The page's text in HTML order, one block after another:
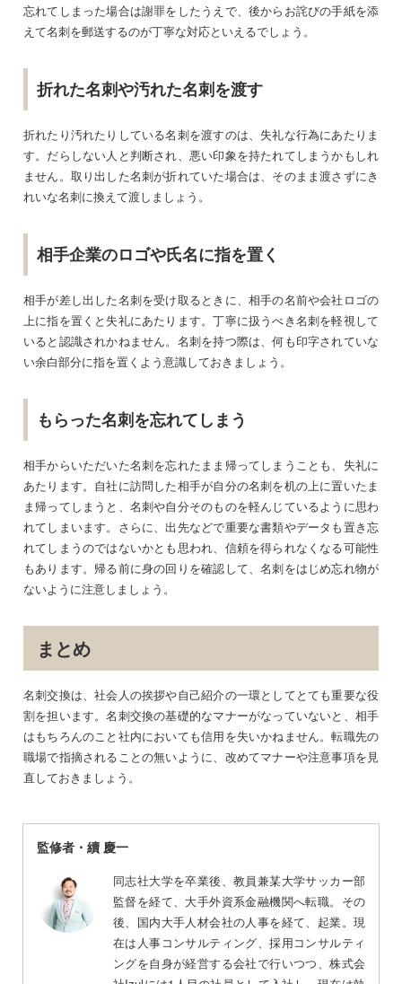
忘れてしまった場合は謝罪をしたうえで、後からお詫びの手紙を添
えて名刺を郵送するのが丁寧な対応といえるでしょう。
折れた名刺や汚れた名刺を渡す
折れたり汚れたりしている名刺を渡すのは、失礼な行為にあたりま
す。だらしない人と判断され、悪い印象を持たれてしまうかもしれ
ません。取り出した名刺が折れていた場合は、そのまま渡さずにき
れいな名刺に換えて渡しましょう。
相手企業のロゴや氏名に指を置く
相手が差し出した名刺を受け取るときに、相手の名前や会社ロゴの
上に指を置くと失礼にあたります。丁寧に扱うべき名刺を軽視して
いると認識されかねません。名刺を持つ際は、何も印字されていな
い余白部分に指を置くよう意識しておきましょう。
もらった名刺を忘れてしまう
相手からいただいた名刺を忘れたまま帰ってしまうことも、失礼に
あたります。自社に訪問した相手が自分の名刺を机の上に置いたま
ま帰ってしまうと、名刺や自分そのものを軽んじているように思わ
れてしまいます。さらに、出先などで重要な書類やデータも置き忘
れてしまうのではないかとも思われ、信頼を得られなくなる可能性
もあります。帰る前に身の回りを確認して、名刺をはじめ忘れ物が
ないように注意しましょう。
まとめ
名刺交換は、社会人の挨拶や自己紹介の一環としてとても重要な役
割を担います。名刺交換の基礎的なマナーがなっていないと、相手
はもちろんのこと社内においても信用を失いかねません。転職先の
職場で指摘されることの無いように、改めてマナーや注意事項を見
直しておきましょう。
監修者・續 慶一
同志社大学を卒業後、教員兼某大学サッカー部
監督を経て、大手外資系金融機関へ転職。その
後、国内大手人材会社の人事を経て、起業。現
在は人事コンサルティング、採用コンサルティ
ングを自身が経営する会社で行いつつ、株式会